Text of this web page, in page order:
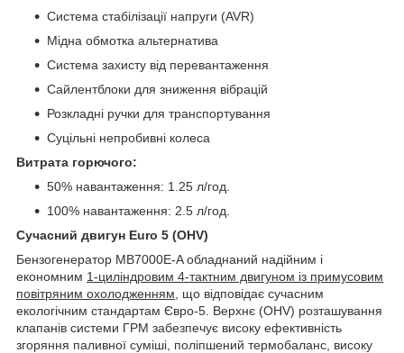
Система стабілізації напруги (AVR)
Мідна обмотка альтернатива
Система захисту від перевантаження
Сайлентблоки для зниження вібрацій
Розкладні ручки для транспортування
Суцільні непробивні колеса
Витрата горючого:
50% навантаження: 1.25 л/год.
100% навантаження: 2.5 л/год.
Сучасний двигун Euro 5 (OHV)
Бензогенератор MB7000E-A обладнаний надійним і
економним 1-циліндровим 4-тактним двигуном із примусовим
повітряним охолодженням , що відповідає сучасним
екологічним стандартам Євро-5. Верхнє (OHV) розташування
клапанів системи ГРМ забезпечує високу ефективність
згоряння паливної суміші, поліпшений термобаланс, високу